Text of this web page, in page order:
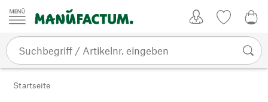
Zum Inhalt springen
Startseite